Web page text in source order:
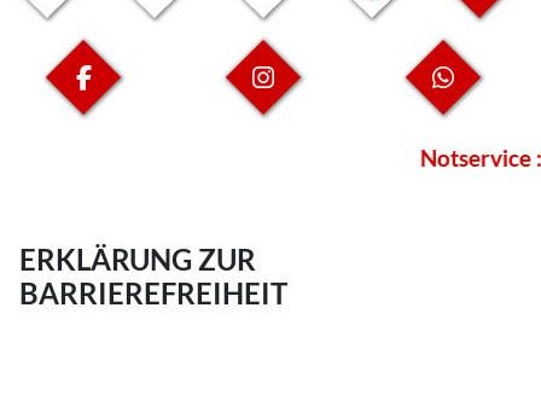
Notservice
ERKLÄRUNG ZUR
BARRIEREFREIHEIT